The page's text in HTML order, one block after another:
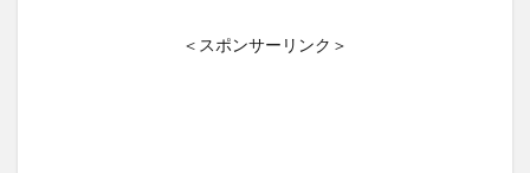
＜スポンサーリンク＞